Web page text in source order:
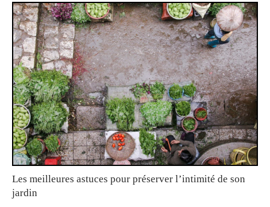
Les meilleures astuces pour préserver l’intimité de son
jardin